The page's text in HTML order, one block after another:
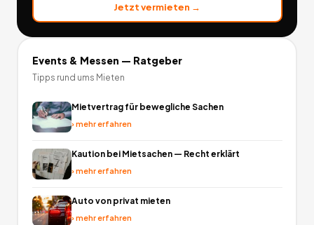
Jetzt vermieten →
Events & Messen — Ratgeber
Tipps rund ums Mieten
Mietvertrag für bewegliche Sachen
›mehr erfahren
Kaution bei Mietsachen — Recht erklärt
›mehr erfahren
Auto von privat mieten
›mehr erfahren